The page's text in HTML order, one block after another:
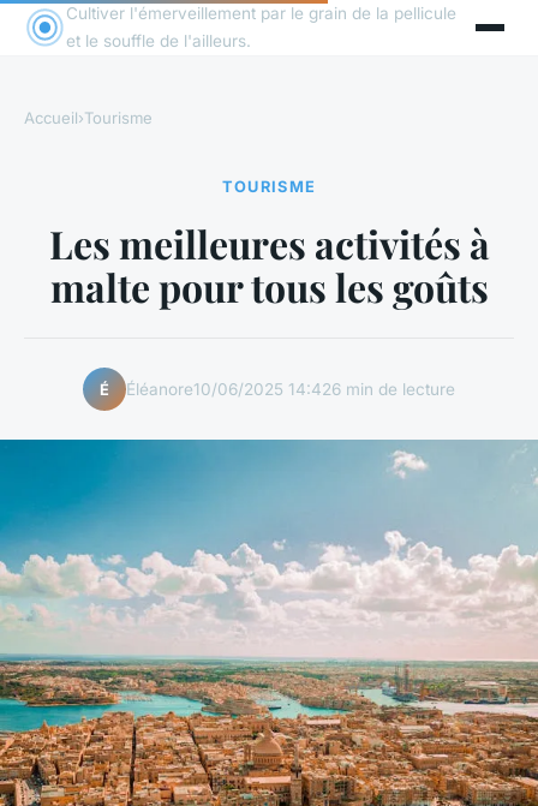
Cultiver l'émerveillement par le grain de la pellicule
et le souffle de l'ailleurs.
Accueil›Tourisme
TOURISME
Les meilleures activités à
malte pour tous les goûts
É Éléanore10/06/2025 14:426 min de lecture